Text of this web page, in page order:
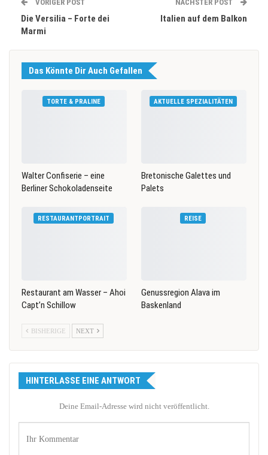
VORIGER POST
Die Versilia – Forte dei
Marmi
NÄCHSTER POST
Italien auf dem Balkon
Das Könnte Dir Auch Gefallen
TORTE & PRALINE
Walter Confiserie – eine
Berliner Schokoladenseite
AKTUELLE SPEZIALITÄTEN
Bretonische Galettes und
Palets
RESTAURANTPORTRAIT
Restaurant am Wasser – Ahoi
Capt’n Schillow
REISE
Genussregion Alava im
Baskenland
BISHERIGE NEXT
HINTERLASSE EINE ANTWORT
Deine Email-Adresse wird nicht veröffentlicht.